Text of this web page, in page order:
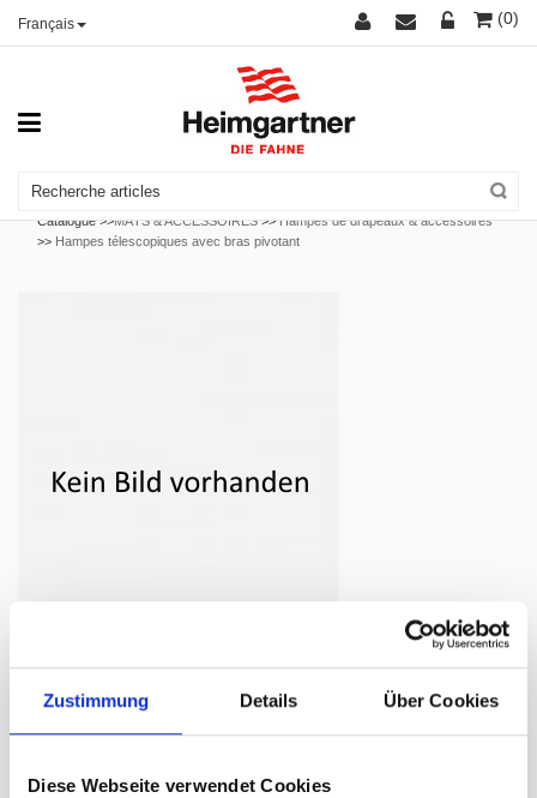
Zustimmung Details Über Cookies
Diese Webseite verwendet Cookies
Français (0)
Catalogue >>MÂTS & ACCESSOIRES >>Hampes de drapeaux & accessoires
>> Hampes télescopiques avec bras pivotant
Anneau coulissant en PVC avec
vis à anneau, en haut Ø 35 mm